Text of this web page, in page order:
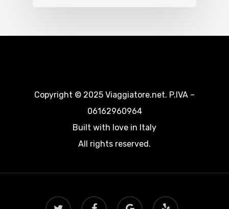
Copyright © 2025 Viaggiatore.net. P.IVA –
06162960964
Built with love in Italy
All rights reserved.
twitter facebook
google-
yelp